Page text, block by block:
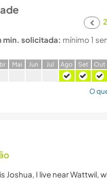
min. solicitada: mínimo 1
Mai Jun Jul Ago Set Out
O
Joshua, I live near Wattwil,